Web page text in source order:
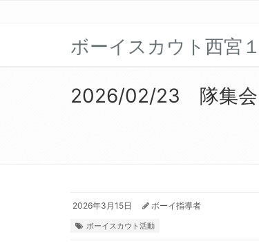
ボーイスカウト西宮
2026/02/23 隊集
2026年3月15日 ボーイ指導者
ボーイスカウト活動